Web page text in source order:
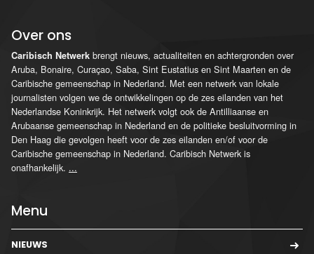
Over ons
Caribisch Netwerk brengt nieuws, actualiteiten en achtergronden over
Aruba, Bonaire, Curaçao, Saba, Sint Eustatius en Sint Maarten en de
Caribische gemeenschap in Nederland. Met een netwerk van lokale
journalisten volgen we de ontwikkelingen op de zes eilanden van het
Nederlandse Koninkrijk. Het netwerk volgt ook de Antilliaanse en
Arubaanse gemeenschap in Nederland en de politieke besluitvorming in
Den Haag die gevolgen heeft voor de zes eilanden en/of voor de
Caribische gemeenschap in Nederland. Caribisch Netwerk is
onafhankelijk. ...
Menu
NIEUWS